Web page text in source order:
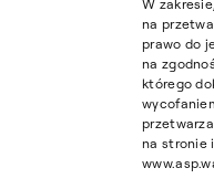
W
na
prawo do
na
którego
na stronie